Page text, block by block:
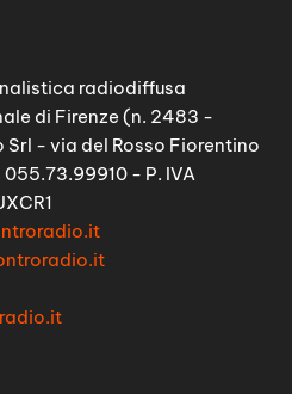
radiodiffusa
di Firenze (n. 2483 -
- via del Rosso Fiorentino
- P. IVA